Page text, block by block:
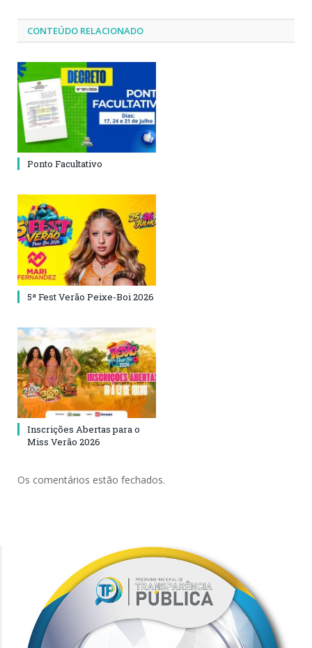
CONTEÚDO RELACIONADO
Ponto Facultativo
5ª Fest Verão Peixe-Boi 2026
Inscrições Abertas para o
Miss Verão 2026
Os comentários estão fechados.